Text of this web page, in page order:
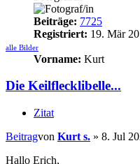
Beiträge: 7725
Registriert: 19. Mär
alle Bilder
Vorname: Kurt
Die Keilflecklibelle...
Zitat
Beitragvon Kurt s. » 8. Jul
Hallo Erich,